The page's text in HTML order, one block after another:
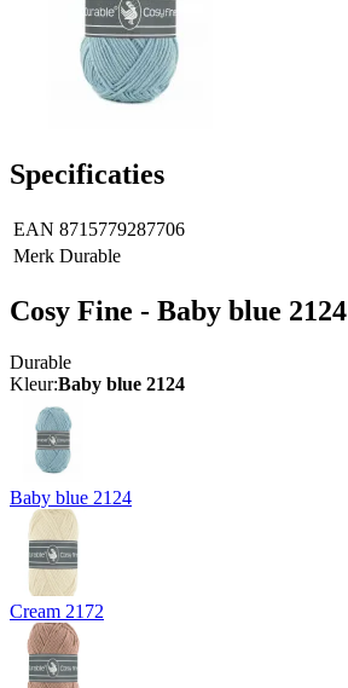
Specificaties
EAN 8715779287706
Merk Durable
Cosy Fine - Baby blue 2124
Durable
Kleur:Baby blue 2124
Baby blue 2124
Cream 2172